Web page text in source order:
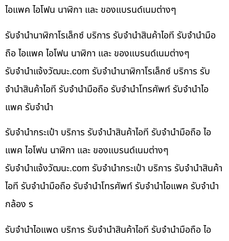
ไอแพค ไอโฟน นาฬิกา และ ของแบรนด์เนมต่างๆ
รับจำนำนาฬิกาโรเล็กซ์ บริการ รับจำนำสินค้าไอที รับจำนำมือ
ถือ ไอแพค ไอโฟน นาฬิกา และ ของแบรนด์เนมต่างๆ
รับจํานําแจ้งวัฒนะ.com รับจำนำนาฬิกาโรเล็กซ์ บริการ รับ
จำนำสินค้าไอที รับจำนำมือถือ รับจำนำโทรศัพท์ รับจำนำไอ
แพค รับจำนำ
รับจำนำกระเป๋า บริการ รับจำนำสินค้าไอที รับจำนำมือถือ ไอ
แพค ไอโฟน นาฬิกา และ ของแบรนด์เนมต่างๆ
รับจํานําแจ้งวัฒนะ.com รับจำนำกระเป๋า บริการ รับจำนำสินค้า
ไอที รับจำนำมือถือ รับจำนำโทรศัพท์ รับจำนำไอแพค รับจำนำ
กล้อง ร
รับจำนำไอแพด บริการ รับจำนำสินค้าไอที รับจำนำมือถือ ไอ